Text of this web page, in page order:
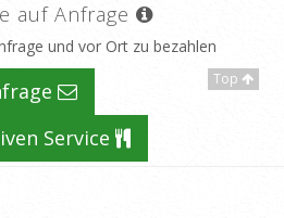
auf Anfrage
und vor Ort zu bezahlen
Top
Service